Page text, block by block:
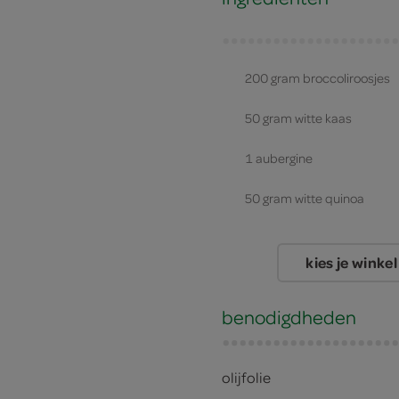
200 gram broccoliroosjes
50 gram witte kaas
1 aubergine
50 gram witte quinoa
kies je winkel
benodigdheden
olijfolie